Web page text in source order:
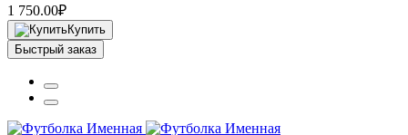
1 750.00₽
Купить
Быстрый заказ